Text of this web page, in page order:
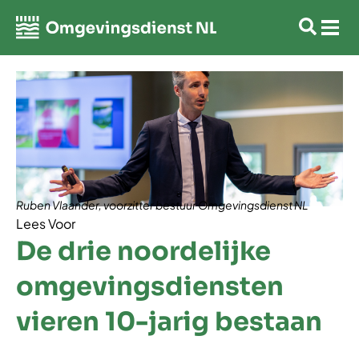
Ruben Vlaander, voorzitter bestuur Omgevingsdienst NL
Lees Voor
De drie noordelijke
omgevingsdiensten
vieren 10-jarig bestaan